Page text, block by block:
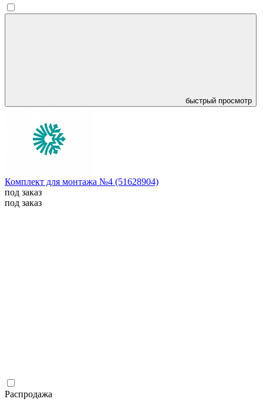
быстрый просмотр
Комплект для монтажа №4 (51628904)
под заказ
под заказ
Распродажа